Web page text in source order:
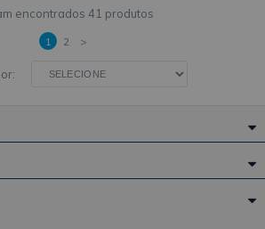
41 produtos
1 2 >